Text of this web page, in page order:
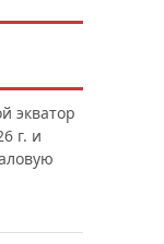
экватор
г. и